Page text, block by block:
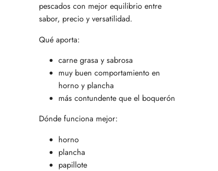
pescados con mejor equilibrio entre
sabor, precio y versatilidad.
Qué aporta:
carne grasa y sabrosa
muy buen comportamiento en
horno y plancha
más contundente que el boquerón
Dónde funciona mejor:
horno
plancha
papillote